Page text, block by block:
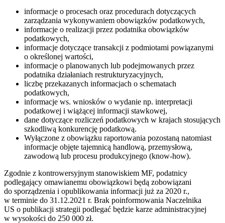
informacje o procesach oraz procedurach dotyczących
zarządzania wykonywaniem obowiązków podatkowych,
informacje o realizacji przez podatnika obowiązków
podatkowych,
informacje dotyczące transakcji z podmiotami powiązanymi
o określonej wartości,
informacje o planowanych lub podejmowanych przez
podatnika działaniach restrukturyzacyjnych,
liczbę przekazanych informacjach o schematach
podatkowych,
informacje ws. wniosków o wydanie np. interpretacji
podatkowej i wiążącej informacji stawkowej,
dane dotyczące rozliczeń podatkowych w krajach stosujących
szkodliwą konkurencję podatkową.
Wyłączone z obowiązku raportowania pozostaną natomiast
informacje objęte tajemnicą handlową, przemysłową,
zawodową lub procesu produkcyjnego (know-how).
Zgodnie z kontrowersyjnym stanowiskiem MF, podatnicy
podlegający omawianemu obowiązkowi będą zobowiązani
do sporządzenia i opublikowania informacji już za 2020 r.,
w terminie do 31.12.2021 r. Brak poinformowania Naczelnika
US o publikacji strategii podlegać będzie karze administracyjnej
w wysokości do 250 000 zł.